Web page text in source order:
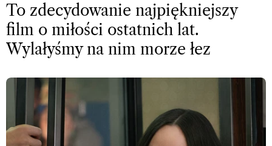
To zdecydowanie najpiękniejszy
film o miłości ostatnich lat.
Wylałyśmy na nim morze łez